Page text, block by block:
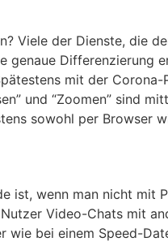
Viele der Dienste, die
genaue Differenzierung
mit der Corona-
und “Zoomen” sind
sowohl per Browser
wenn man nicht mit
Video-Chats mit
bei einem Speed-